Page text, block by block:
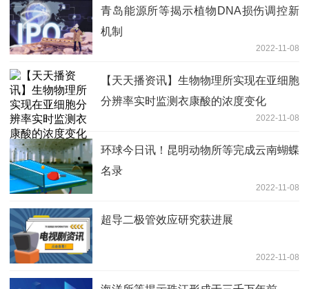
青岛能源所等揭示植物DNA损伤调控新
机制
2022-11-08
【天天播资讯】生物物理所实现在亚细胞
分辨率实时监测衣康酸的浓度变化
2022-11-08
环球今日讯！昆明动物所等完成云南蝴蝶
名录
2022-11-08
超导二极管效应研究获进展
2022-11-08